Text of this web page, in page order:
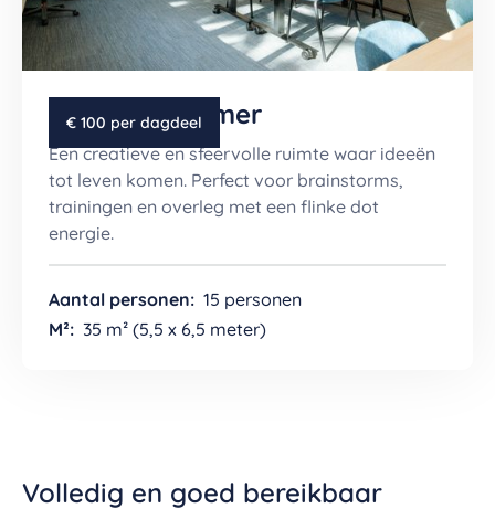
De Muziekkamer
Een creatieve en sfeervolle ruimte waar ideeën
tot leven komen. Perfect voor brainstorms,
trainingen en overleg met een flinke dot
energie.
Aantal personen: 15 personen
M²: 35 m² (5,5 x 6,5 meter)
€ 100 per dagdeel
Volledig en goed bereikbaar